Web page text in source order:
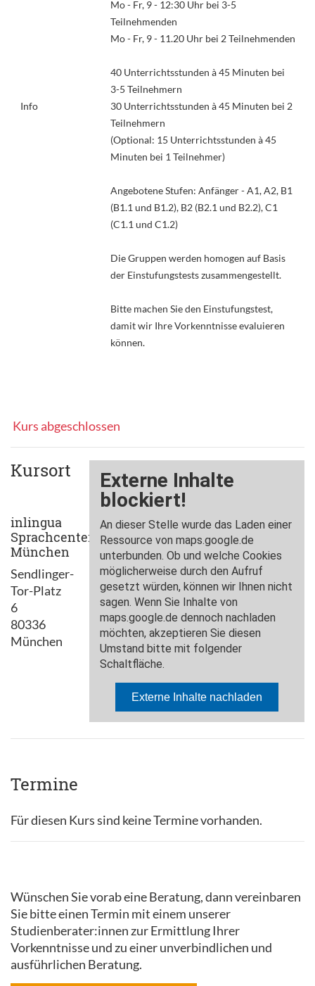
Info
Mo - Fr, 9 - 12:30 Uhr bei 3-5
Teilnehmenden
Mo - Fr, 9 - 11.20 Uhr bei 2 Teilnehmenden
40 Unterrichtsstunden à 45 Minuten bei
3-5 Teilnehmern
30 Unterrichtsstunden à 45 Minuten bei 2
Teilnehmern
(Optional: 15 Unterrichtsstunden à 45
Minuten bei 1 Teilnehmer)
Angebotene Stufen: Anfänger - A1, A2, B1
(B1.1 und B1.2), B2 (B2.1 und B2.2), C1
(C1.1 und C1.2)
Die Gruppen werden homogen auf Basis
der Einstufungstests zusammengestellt.
Bitte machen Sie den Einstufungstest,
damit wir Ihre Vorkenntnisse evaluieren
können.
Kurs abgeschlossen
Kursort
inlingua
Sprachcenter
München
Sendlinger-
Tor-Platz
6
80336
München
Termine
Für diesen Kurs sind keine Termine vorhanden.
Wünschen Sie vorab eine Beratung, dann vereinbaren
Sie bitte einen Termin mit einem unserer
Studienberater:innen zur Ermittlung Ihrer
Vorkenntnisse und zu einer unverbindlichen und
ausführlichen Beratung.